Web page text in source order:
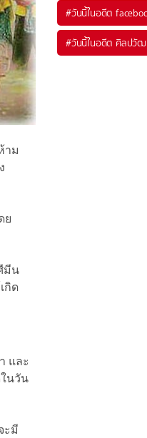
าม
ย
มีน
กิด
และ
นวัน
ะมี
#วันนี้ในอดีต
#วันนี้ในอดีต ศิลปวั